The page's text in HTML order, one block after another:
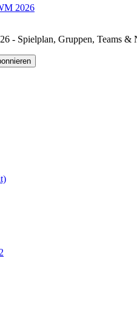
2026
- Spielplan, Gruppen, Teams &